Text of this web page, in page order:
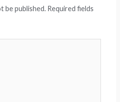
be published. Required fields